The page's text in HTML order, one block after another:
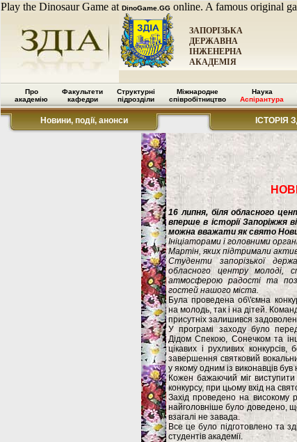
Play the Dinosaur Game at DinoGame.GG online. A famous original
ЗАПОРІЗЬКА
ДЕРЖАВНА
ІНЖЕНЕРНА
АКАДЕМІЯ
Про
академію
Факультети
кафедри
Структурні
підрозділи
Міжнародне
співробітництво
Наука
Аспірантура
Новини, події, анонси ІСТОРІЯ
16 липня, біля обласного
вперше в історії Запоріжжя
можна вважати як свято
Ініціаторами і головними
Мартін, яких підтримали
Студенти запорізької
обласного центру молоді,
атмосферою радості та
гостей нашого міста.
Була проведена об\'ємна
на молодь, так і на дітей.
присутніх залишився
У програмі заходу було
Дідом Спекою, Сонечком та
цікавих і рухливих
завершення святковий
у якому одним із виконавців
Кожен бажаючий міг виступити
конкурсу, при цьому вхід на
Захід проведено на високому
найголовніше було доведено,
взагалі не завада.
Все це було підготовлено та
студентів академії.